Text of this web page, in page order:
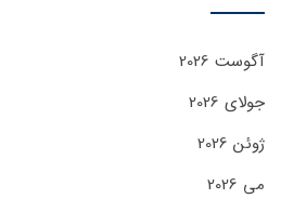
آگوست 2026
جولای 2026
ژوئن 2026
می 2026